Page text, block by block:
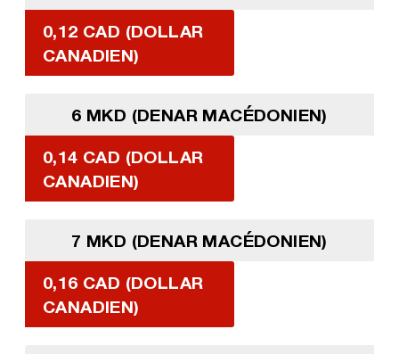
0,12 CAD (DOLLAR
CANADIEN)
6 MKD (DENAR MACÉDONIEN)
0,14 CAD (DOLLAR
CANADIEN)
7 MKD (DENAR MACÉDONIEN)
0,16 CAD (DOLLAR
CANADIEN)